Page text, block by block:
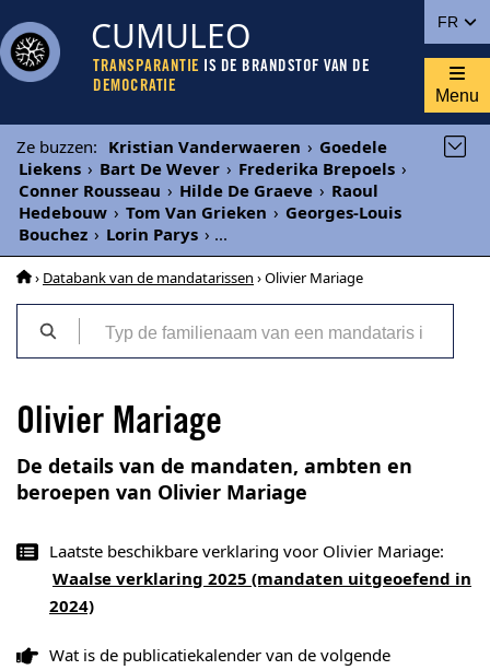
FR
CUMULEO
TRANSPARANTIE IS DE BRANDSTOF VAN DE
DEMOCRATIE
Menu
Ze buzzen: Kristian Vanderwaeren › Goedele
Liekens › Bart De Wever › Frederika Brepoels ›
Conner Rousseau › Hilde De Graeve › Raoul
Hedebouw › Tom Van Grieken › Georges-Louis
Bouchez › Lorin Parys › ...
› Databank van de mandatarissen › Olivier Mariage
Olivier Mariage
De details van de mandaten, ambten en
beroepen van Olivier Mariage
Laatste beschikbare verklaring voor Olivier Mariage:
Waalse verklaring 2025 (mandaten uitgeoefend in
2024)
Wat is de publicatiekalender van de volgende